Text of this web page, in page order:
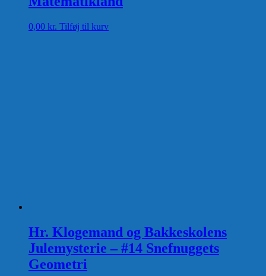
0,00 kr. Tilføj til kurv
Hr. Klogemand og Bakkeskolens
Julemysterie – #14 Snefnuggets
Geometri